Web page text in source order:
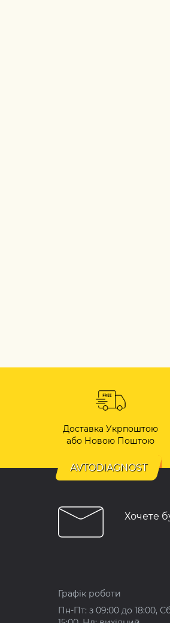
Доставка Укрпоштою
або Новою Поштою
AVTODIAGNOST
Хочете
Графік роботи
Пн-Пт: з 09:00 до 18:00,